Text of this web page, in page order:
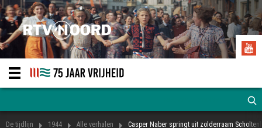
De tijdlijn 1944 Alle verhalen Casper Naber springt uit zolderraam